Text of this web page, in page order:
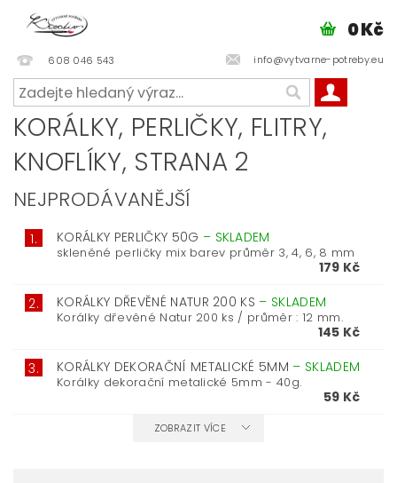
608 046 543 info@vytvarne-potreby.eu
0 Kč
KORÁLKY, PERLIČKY, FLITRY,
KNOFLÍKY, STRANA 2
NEJPRODÁVANĚJŠÍ
1. KORÁLKY PERLIČKY 50G – SKLADEM
skleněné perličky mix barev průměr 3, 4, 6, 8 mm
179 Kč
2. KORÁLKY DŘEVĚNÉ NATUR 200 KS – SKLADEM
Korálky dřevěné Natur 200 ks / průměr : 12 mm.
145 Kč
3. KORÁLKY DEKORAČNÍ METALICKÉ 5MM – SKLADEM
Korálky dekorační metalické 5mm - 40g.
59 Kč
ZOBRAZIT VÍCE